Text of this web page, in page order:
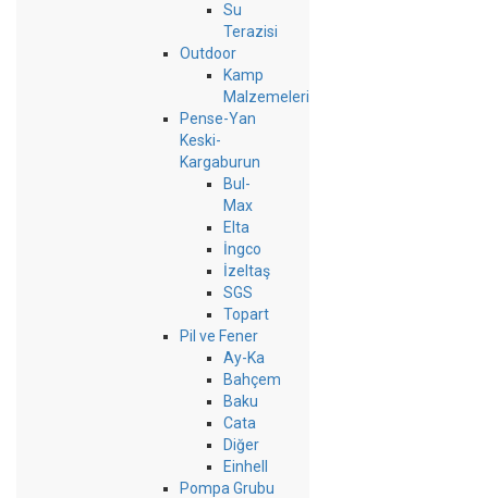
Su
Terazisi
Outdoor
Kamp
Malzemeleri
Pense-Yan
Keski-
Kargaburun
Bul-
Max
Elta
İngco
İzeltaş
SGS
Topart
Pil ve Fener
Ay-Ka
Bahçem
Baku
Cata
Diğer
Einhell
Pompa Grubu